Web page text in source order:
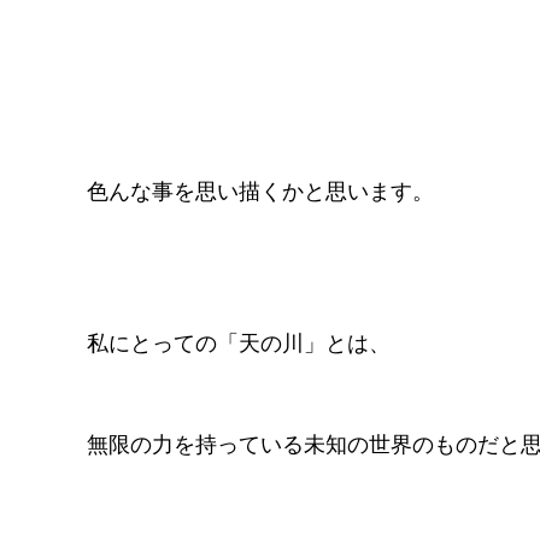
色んな事を思い描くかと思います。
私にとっての「天の川」とは、
無限の力を持っている未知の世界のものだと